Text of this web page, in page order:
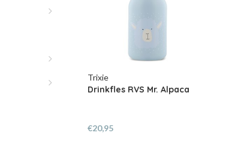
Trixie
Drinkfles RVS Mr. Alpaca
€20,95